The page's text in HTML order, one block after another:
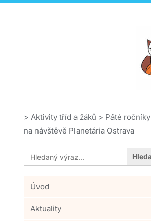
> Aktivity tříd a žáků > Páté ročníky
na návštěvě Planetária Ostrava
Search
for:
Úvod
Aktuality